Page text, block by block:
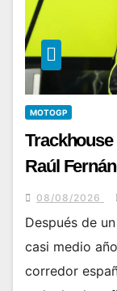
MOTOGP
Raúl
08/08/2026
Después de
casi medio
corredor